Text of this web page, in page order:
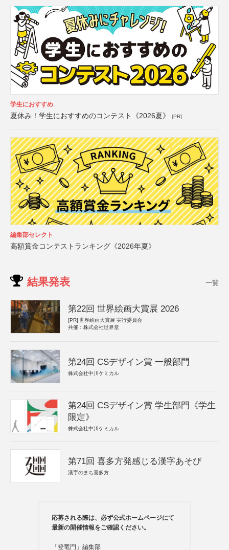
学生におすすめ
夏休み！学生におすすめのコンテスト《2026夏》 [PR]
編集部セレクト
高額賞金コンテストランキング《2026年夏》
結果発表 一覧
第22回 世界絵画大賞展 2026
[PR] 世界絵画大賞展 実行委員会
共催：株式会社世界堂
第24回 CSデザイン賞 一般部門
株式会社中川ケミカル
第24回 CSデザイン賞 学生部門《学生
限定》
株式会社中川ケミカル
第71回 喜多方発感じる漢字あそび
漢字のまち喜多方
応募される際は、必ず公式ホームページにて
最新の開催情報をご確認ください。
「登竜門」編集部